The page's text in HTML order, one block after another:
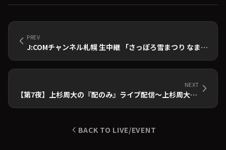
PREV
J:COMチャンネル札幌 生中継 「さっぽろ雪まつり なまらいぶ！」
NEXT
【第7夜】上杉周大の『配のみ』ライブ配信〜上杉周大と一緒に部屋飲みしませんか？〜
BACK TO LIVE/EVENT